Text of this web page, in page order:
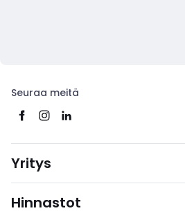
Seuraa meitä
Yritys
Hinnastot